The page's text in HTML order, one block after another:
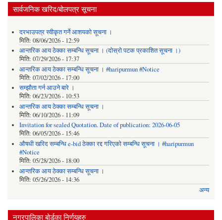
सार्वजनिक खरिद/बोलपत्र सूचना
दरभाउपत्र स्वीकृत गर्ने आशयको सूचना ।
मिति: 08/06/2026 - 12:59
आन्तरिक आय ठेक्का सम्बन्धि सूचना । (दोस्रो पटक प्रकाशित सूचना ।)
मिति: 07/29/2026 - 17:37
आन्तरिक आय ठेक्का सम्बन्धि सूचना । #haripurmun #Notice
मिति: 07/02/2026 - 17:00
सम्झौता गर्न आउने बारे ।
मिति: 06/23/2026 - 10:53
आन्तरिक आय ठेक्का सम्बन्धि सूचना ।
मिति: 06/10/2026 - 11:09
Invitation for sealed Quotation. Date of publication: 2026-06-05
मिति: 06/05/2026 - 15:46
औषधी खरिद सम्बन्धि e-bid ठेक्का रद्द गरिएको सम्बन्धि सूचना । #haripurmun
#Notice
मिति: 05/28/2026 - 18:00
आन्तरिक आय ठेक्का सम्बन्धि सूचना ।
मिति: 05/26/2026 - 14:36
अन्य
नगरपालिका बोर्डका निर्णयहरु